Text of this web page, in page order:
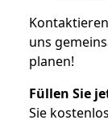
uns
planen!
Füllen Sie
Sie